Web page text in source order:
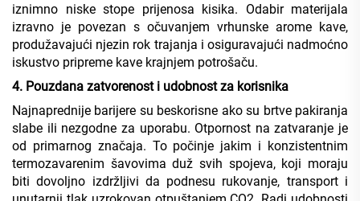
iznimno niske stope prijenosa kisika. Odabir materijala
izravno je povezan s očuvanjem vrhunske arome kave,
produžavajući njezin rok trajanja i osiguravajući nadmoćno
iskustvo pripreme kave krajnjem potrošaču.
4. Pouzdana zatvorenost i udobnost za korisnika
Najnaprednije barijere su beskorisne ako su brtve pakiranja
slabe ili nezgodne za uporabu. Otpornost na zatvaranje je
od primarnog značaja. To počinje jakim i konzistentnim
termozavarenim šavovima duž svih spojeva, koji moraju
biti dovoljno izdržljivi da podnesu rukovanje, transport i